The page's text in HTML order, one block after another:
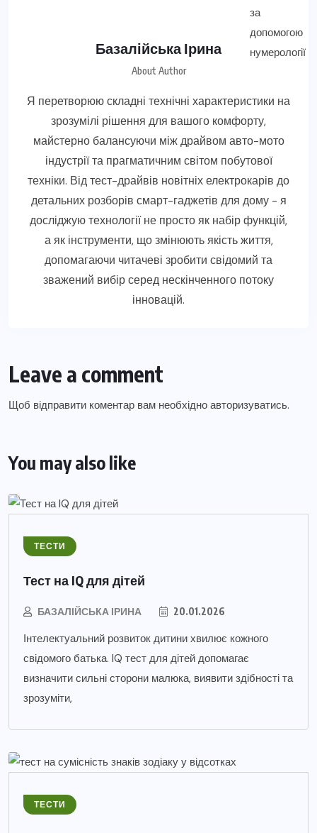
Базалійська Ірина
About Author
Я перетворюю складні технічні характеристики на
зрозумілі рішення для вашого комфорту,
майстерно балансуючи між драйвом авто-мото
індустрії та прагматичним світом побутової
техніки. Від тест-драйвів новітніх електрокарів до
детальних розборів смарт-гаджетів для дому - я
досліджую технології не просто як набір функцій,
а як інструменти, що змінюють якість життя,
допомагаючи читачеві зробити свідомий та
зважений вибір серед нескінченного потоку
інновацій.
Leave a comment
Щоб відправити коментар вам необхідно авторизуватись.
You may also like
ТЕСТИ
Тест на IQ для дітей
БАЗАЛІЙСЬКА ІРИНА 20.01.2026
Інтелектуальний розвиток дитини хвилює кожного
свідомого батька. IQ тест для дітей допомагає
визначити сильні сторони малюка, виявити здібності та
зрозуміти,
ТЕСТИ